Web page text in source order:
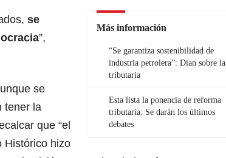
Más información
“Se garantiza sostenibilidad de
industria petrolera”: Dian sobre la
tributaria
Esta lista la ponencia de reforma
tributaria: Se darán los últimos
debates
se
”,
se
tener la
que “el
Histórico hizo